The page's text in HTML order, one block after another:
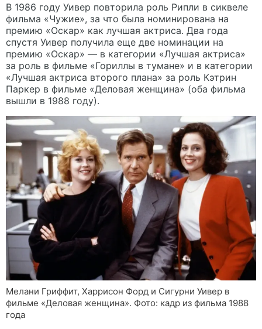
В 1986 году Уивер повторила роль Рипли в сиквеле
фильма «Чужие», за что была номинирована на
премию «Оскар» как лучшая актриса. Два года
спустя Уивер получила еще две номинации на
премию «Оскар» — в категории «Лучшая актриса»
за роль в фильме «Гориллы в тумане» и в категории
«Лучшая актриса второго плана» за роль Кэтрин
Паркер в фильме «Деловая женщина» (оба фильма
вышли в 1988 году).
Мелани Гриффит, Харрисон Форд и Сигурни Уивер в
фильме «Деловая женщина». Фото: кадр из фильма 1988
года